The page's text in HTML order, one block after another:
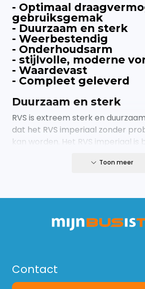
- Optimaal
gebruiksgemak
- Duurzaam en sterk
- Weerbestendig
- Onderhoudsarm
- stijlvolle, moderne
- Waardevast
- Compleet geleverd
Duurzaam en sterk
RVS is extreem sterk en
dat het RVS imperiaal zonder
kan worden. Het RVS imperiaal
tekenen van slijtage.
corrosie en roest
Dankzij de roestbestendige
een RVS imperiaal weinig
Toon meer
Contact